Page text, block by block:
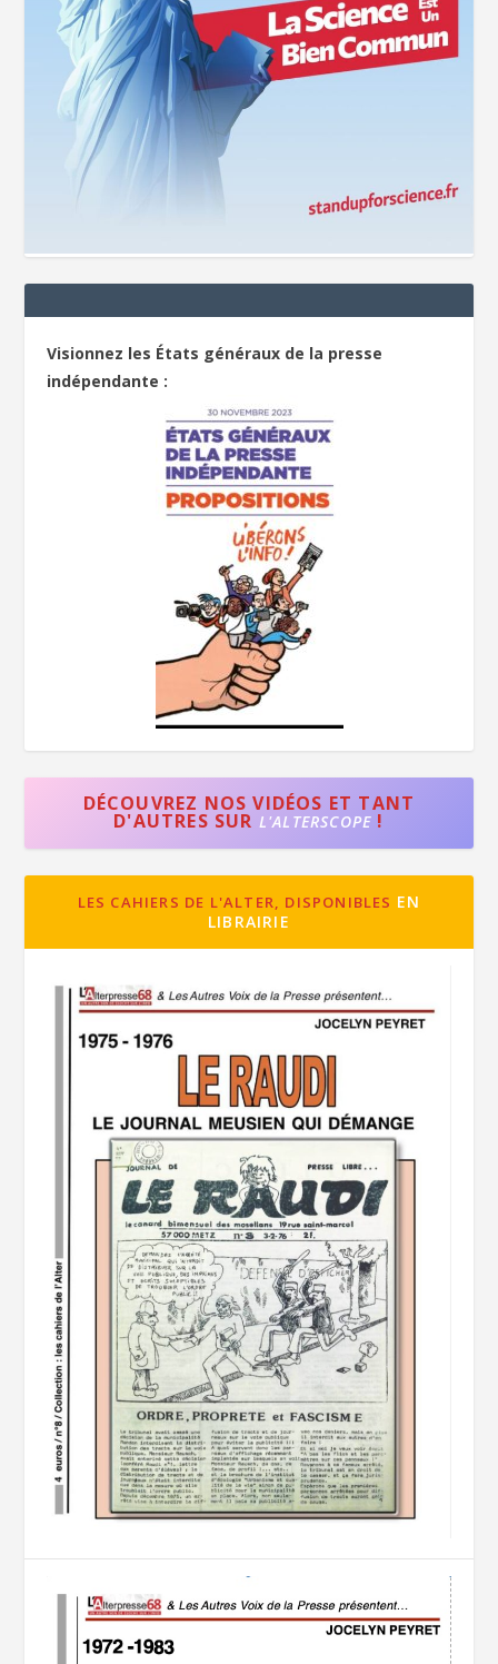
Visionnez les États généraux de la presse
indépendante :
DÉCOUVREZ NOS VIDÉOS ET TANT
D'AUTRES SUR L'ALTERSCOPE !
LES CAHIERS DE L'ALTER, DISPONIBLES EN
LIBRAIRIE